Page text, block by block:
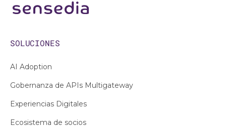
SOLUCIONES
AI Adoption
Gobernanza de APIs Multigateway
Experiencias Digitales
Ecosistema de socios